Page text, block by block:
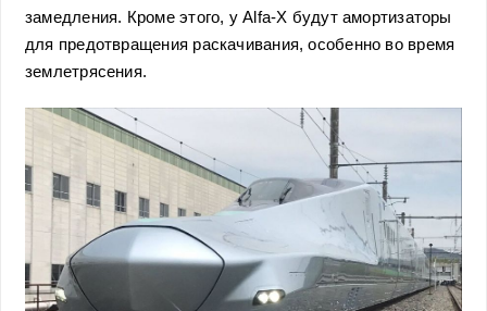
замедления. Кроме этого, у Alfa-X будут амортизаторы
для предотвращения раскачивания, особенно во время
землетрясения.